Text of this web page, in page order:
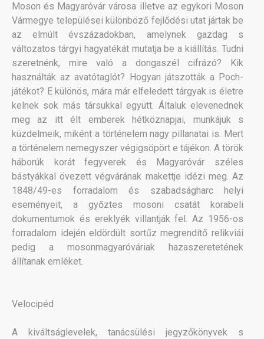
Moson és Magyaróvár városa illetve az egykori Moson
Vármegye települései különböző fejlődési utat jártak be
az elmúlt évszázadokban, amelynek gazdag s
változatos tárgyi hagyatékát mutatja be a kiállítás. Tudni
szeretnénk, mire való a dongaszél cifrázó? Kik
használták az avatótaglót? Hogyan játszották a Poch-
játékot? E különös, mára már elfeledett tárgyak is életre
kelnek sok más társukkal együtt. Általuk elevenednek
meg az itt élt emberek hétköznapjai, munkájuk s
küzdelmeik, miként a történelem nagy pillanatai is. Mert
a történelem nemegyszer végigsöpört e tájékon. A török
háborúk korát fegyverek és Magyaróvár széles
bástyákkal övezett végvárának makettje idézi meg. Az
1848/49-es forradalom és szabadságharc helyi
eseményeit, a győztes mosoni csatát korabeli
dokumentumok és ereklyék villantják fel. Az 1956-os
forradalom idején eldördült sortűz megrendítő relikviái
pedig a mosonmagyaróváriak hazaszeretetének
állítanak emléket.
Velocipéd
A kiváltságlevelek, tanácsülési jegyzőkönyvek s